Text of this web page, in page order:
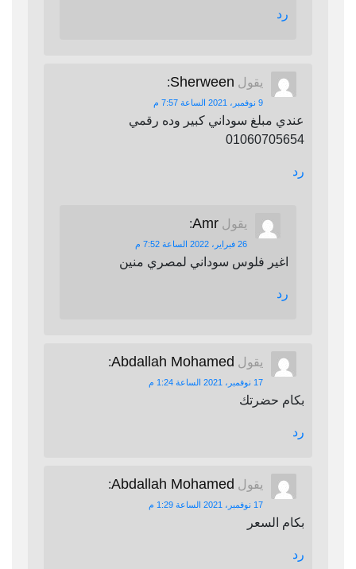
رد
يقول Sherween
:
9 نوفمبر، 2021 الساعة 7:57 م
عندي مبلغ سوداني كبير وده رقمي
01060705654
رد
يقول Amr
:
26 فبراير، 2022 الساعة 7:52 م
اغير فلوس سوداني لمصري منين
رد
يقول Abdallah Mohamed
:
17 نوفمبر، 2021 الساعة 1:24 م
بكام حضرتك
رد
يقول Abdallah Mohamed
:
17 نوفمبر، 2021 الساعة 1:29 م
بكام السعر
رد